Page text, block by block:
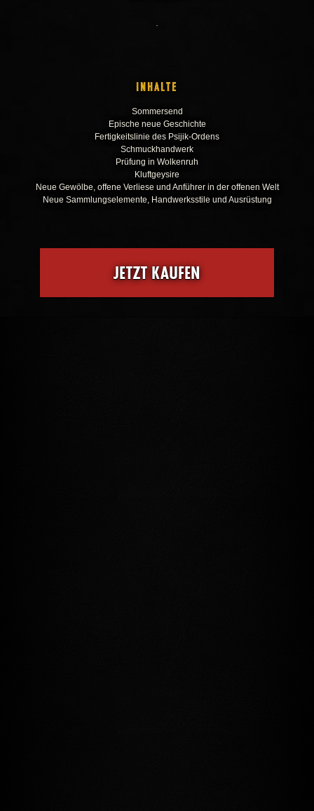
INHALTE
Sommersend
Epische neue Geschichte
Fertigkeitslinie des Psijik-Ordens
Schmuckhandwerk
Prüfung in Wolkenruh
Kluftgeysire
Neue Gewölbe, offene Verliese und Anführer in der offenen Welt
Neue Sammlungselemente, Handwerksstile und Ausrüstung
JETZT KAUFEN